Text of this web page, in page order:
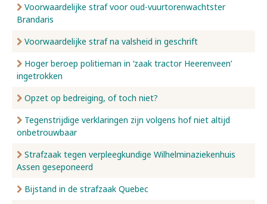
Voorwaardelijke straf voor oud-vuurtorenwachtster
Brandaris
Voorwaardelijke straf na valsheid in geschrift
Hoger beroep politieman in ‘zaak tractor Heerenveen’
ingetrokken
Opzet op bedreiging, of toch niet?
Tegenstrijdige verklaringen zijn volgens hof niet altijd
onbetrouwbaar
Strafzaak tegen verpleegkundige Wilhelminaziekenhuis
Assen geseponeerd
Bijstand in de strafzaak Quebec